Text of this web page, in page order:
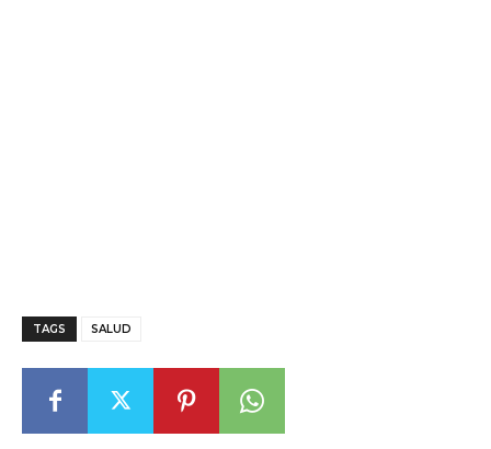
TAGS SALUD